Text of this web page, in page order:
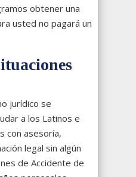
obtener una
usted no pagará un
jurídico se
a los Latinos e
con asesoría,
legal sin algún
de Accidente de